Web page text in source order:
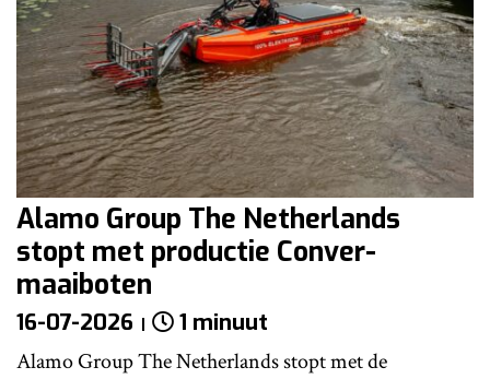
Alamo Group The Netherlands
stopt met productie Conver-
maaiboten
16-07-2026 1 minuut
Alamo Group The Netherlands stopt met de